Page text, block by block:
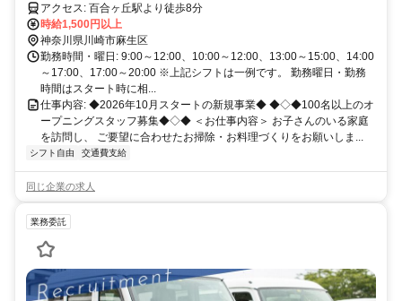
ル
アクセス: 百合ヶ丘駅より徒歩8分
時給1,500円以上
神奈川県川崎市麻生区
勤務時間・曜日: 9:00～12:00、10:00～12:00、13:00～15:00、14:00
～17:00、17:00～20:00 ※上記シフトは一例です。 勤務曜日・勤務
時間はスタート時に相...
仕事内容: ◆2026年10月スタートの新規事業◆ ◆◇◆100名以上のオ
ープニングスタッフ募集◆◇◆ ＜お仕事内容＞ お子さんのいる家庭
を訪問し、 ご要望に合わせたお掃除・お料理づくりをお願いしま...
シフト自由 交通費支給
同じ企業の求人
業務委託